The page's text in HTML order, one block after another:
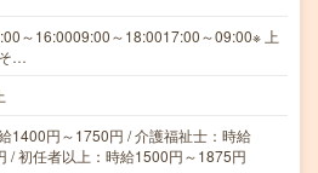
～16:0009:00～18:0017:00～09:00※ 上
…
1400円～1750円 / 介護福祉士：時給
/ 初任者以上：時給1500円～1875円